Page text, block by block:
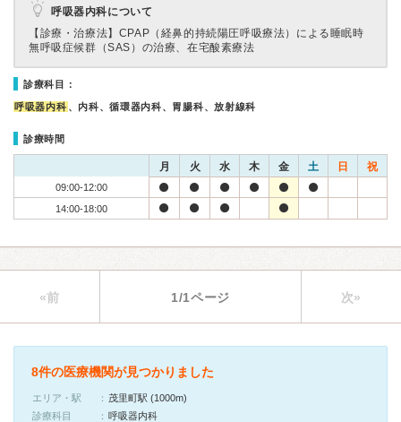
呼吸器内科について
【診療・治療法】 CPAP（経鼻的持続陽圧呼吸療法）による睡眠時
無呼吸症候群（SAS）の治療、在宅酸素療法
診療科目：
呼吸器内科 、内科、循環器内科、胃腸科、放射線科
診療時間
月 火 水 木 金 土 日 祝
09:00-12:00
14:00-18:00
«前 1/1ページ 次»
8件の医療機関が見つかりました
エリア・駅
茂里町駅 (1000m)
診療科目
呼吸器内科